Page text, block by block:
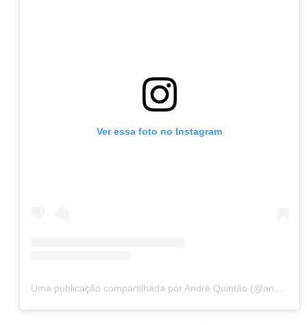
Ver essa foto no Instagram
Uma publicação compartilhada por André Quintão (@andrequintaopt)